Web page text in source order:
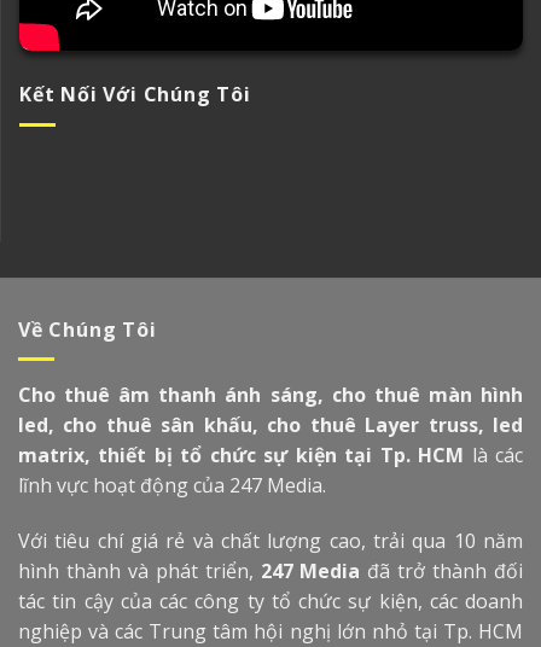
Kết Nối Với Chúng Tôi
Về Chúng Tôi
Cho thuê âm thanh ánh sáng, cho thuê màn hình
led, cho thuê sân khấu, cho thuê Layer truss, led
matrix, thiết bị tổ chức sự kiện tại Tp. HCM là các
lĩnh vực hoạt động của 247 Media.
Với tiêu chí giá rẻ và chất lượng cao, trải qua 10 năm
hình thành và phát triển, 247 Media đã trở thành đối
tác tin cậy của các công ty tổ chức sự kiện, các doanh
nghiệp và các Trung tâm hội nghị lớn nhỏ tại Tp. HCM